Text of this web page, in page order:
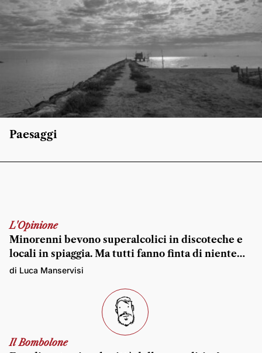
Paesaggi
L'Opinione
Minorenni bevono superalcolici in discoteche e
locali in spiaggia. Ma tutti fanno finta di niente…
di Luca Manservisi
Il Bombolone